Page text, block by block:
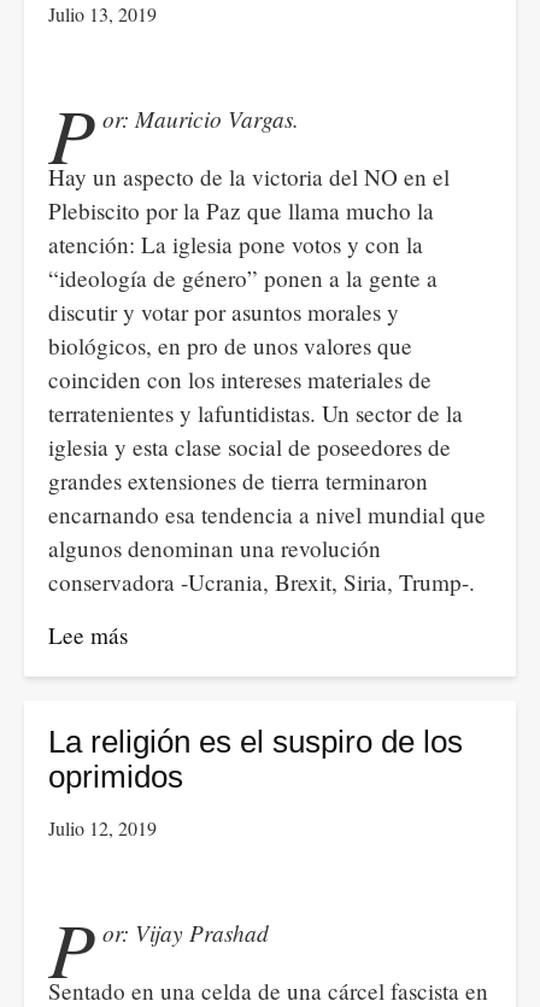
la
el
de
la
vida
-
Richard
Dawkins
Julio 13, 2019
P or: Mauricio Vargas.
Hay un aspecto de la victoria del NO en el
Plebiscito por la Paz que llama mucho la
atención: La iglesia pone votos y con la
“ideología de género” ponen a la gente a
discutir y votar por asuntos morales y
biológicos, en pro de unos valores que
coinciden con los intereses materiales de
terratenientes y lafuntidistas. Un sector de la
iglesia y esta clase social de poseedores de
grandes extensiones de tierra terminaron
encarnando esa tendencia a nivel mundial que
algunos denominan una revolución
conservadora -Ucrania, Brexit, Siria, Trump-.
Lee más
La
el
new
y
materialismo
La religión es el suspiro de los
oprimidos
Julio 12, 2019
P or: Vijay Prashad
Sentado en una celda de una cárcel fascista en